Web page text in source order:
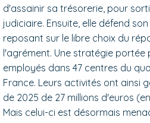
d'assainir sa trésorerie, pour
judiciaire. Ensuite, elle défend
reposant sur le libre choix du
l'agrément. Une stratégie portée
employés dans 47 centres du
France. Leurs activités ont ainsi
de 2025 de 27 millions d'euros
Mais celui-ci est désormais